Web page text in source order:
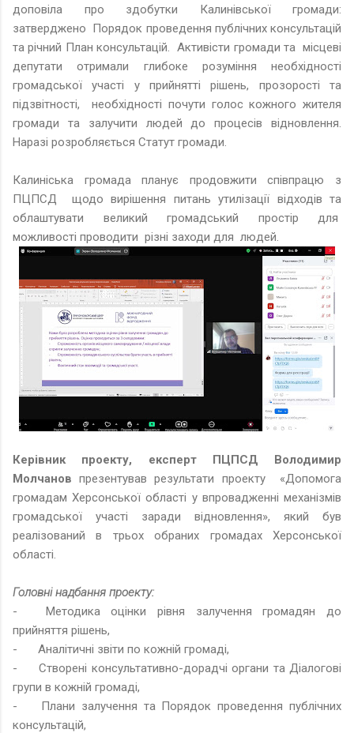
доповіла про здобутки Калинівської громади:
затверджено Порядок проведення публічних консультацій
та річний План консультацій. Активісти громади та місцеві
депутати отримали глибоке розуміння необхідності
громадської участі у прийнятті рішень, прозорості та
підзвітності, необхідності почути голос кожного жителя
громади та залучити людей до процесів відновлення.
Наразі розробляється Статут громади.
Калиніська громада планує продовжити співпрацю з
ПЦПСД щодо вирішення питань утилізації відходів та
облаштувати великий громадський простір для
можливості проводити різні заходи для людей.
Керівник проекту, експерт ПЦПСД Володимир
Молчанов презентував результати проекту «Допомога
громадам Херсонської області у впровадженні механізмів
громадської участі заради відновлення», який був
реалізований в трьох обраних громадах Херсонської
області.
Головні надбання проекту:
-
Методика оцінки рівня залучення громадян до
прийняття рішень,
-
Аналітичні звіти по кожній громаді,
-
Створені консультативно-дорадчі органи та Діалогові
групи в кожній громаді,
-
Плани залучення та Порядок проведення публічних
консультацій,